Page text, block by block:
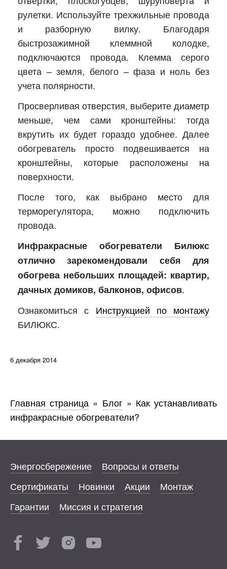
рулетки. Используйте трехжильные провода
и разборную вилку. Благодаря
быстрозажимной клеммной колодке,
подключаются провода. Клемма серого
цвета – земля, белого – фаза и ноль без
учета полярности.
Просверливая отверстия, выберите диаметр
меньше, чем сами кронштейны: тогда
вкрутить их будет гораздо удобнее. Далее
обогреватель просто подвешивается на
кронштейны, которые расположены на
поверхности.
После того, как выбрано место для
терморегулятора, можно подключить
провода.
Инфракрасные обогреватели Билюкс
отлично зарекомендовали себя для
обогрева небольших площадей: квартир,
дачных домиков, балконов, офисов.
Ознакомиться с Инструкцией по монтажу
БИЛЮКС.
6 декабря 2014
Главная страница » Блог » Как устанавливать
инфракрасные обогреватели?
Энергосбережение
Вопросы и ответы
Сертификаты
Новинки Акции
Монтаж
Гарантии
Миссия и стратегия